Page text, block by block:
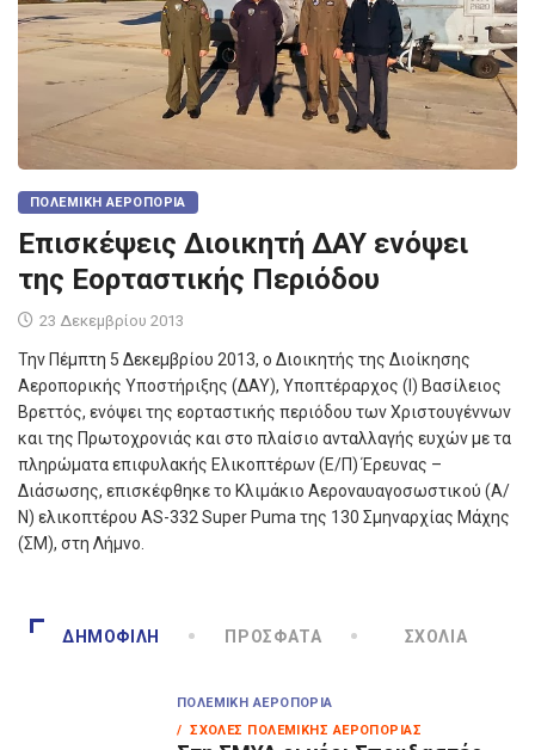
ΠΟΛΕΜΙΚΉ ΑΕΡΟΠΟΡΊΑ
Επισκέψεις Διοικητή ΔΑΥ ενόψει
της Εορταστικής Περιόδου
23 Δεκεμβρίου 2013
Την Πέμπτη 5 Δεκεμβρίου 2013, ο Διοικητής της Διοίκησης
Αεροπορικής Υποστήριξης (ΔΑΥ), Υποπτέραρχος (Ι) Βασίλειος
Βρεττός, ενόψει της εορταστικής περιόδου των Χριστουγέννων
και της Πρωτοχρονιάς και στο πλαίσιο ανταλλαγής ευχών με τα
πληρώματα επιφυλακής Ελικοπτέρων (Ε/Π) Έρευνας –
Διάσωσης, επισκέφθηκε τo Κλιμάκιo Αεροναυαγοσωστικού (Α/
Ν) ελικοπτέρου AS-332 Super Puma της 130 Σμηναρχίας Μάχης
(ΣΜ), στη Λήμνο.
ΔΗΜΟΦΙΛΉ ΠΡΌΣΦΑΤΑ ΣΧΌΛΙΑ
ΠΟΛΕΜΙΚΉ ΑΕΡΟΠΟΡΊΑ
/ ΣΧΟΛΈΣ ΠΟΛΕΜΙΚΉΣ ΑΕΡΟΠΟΡΊΑΣ